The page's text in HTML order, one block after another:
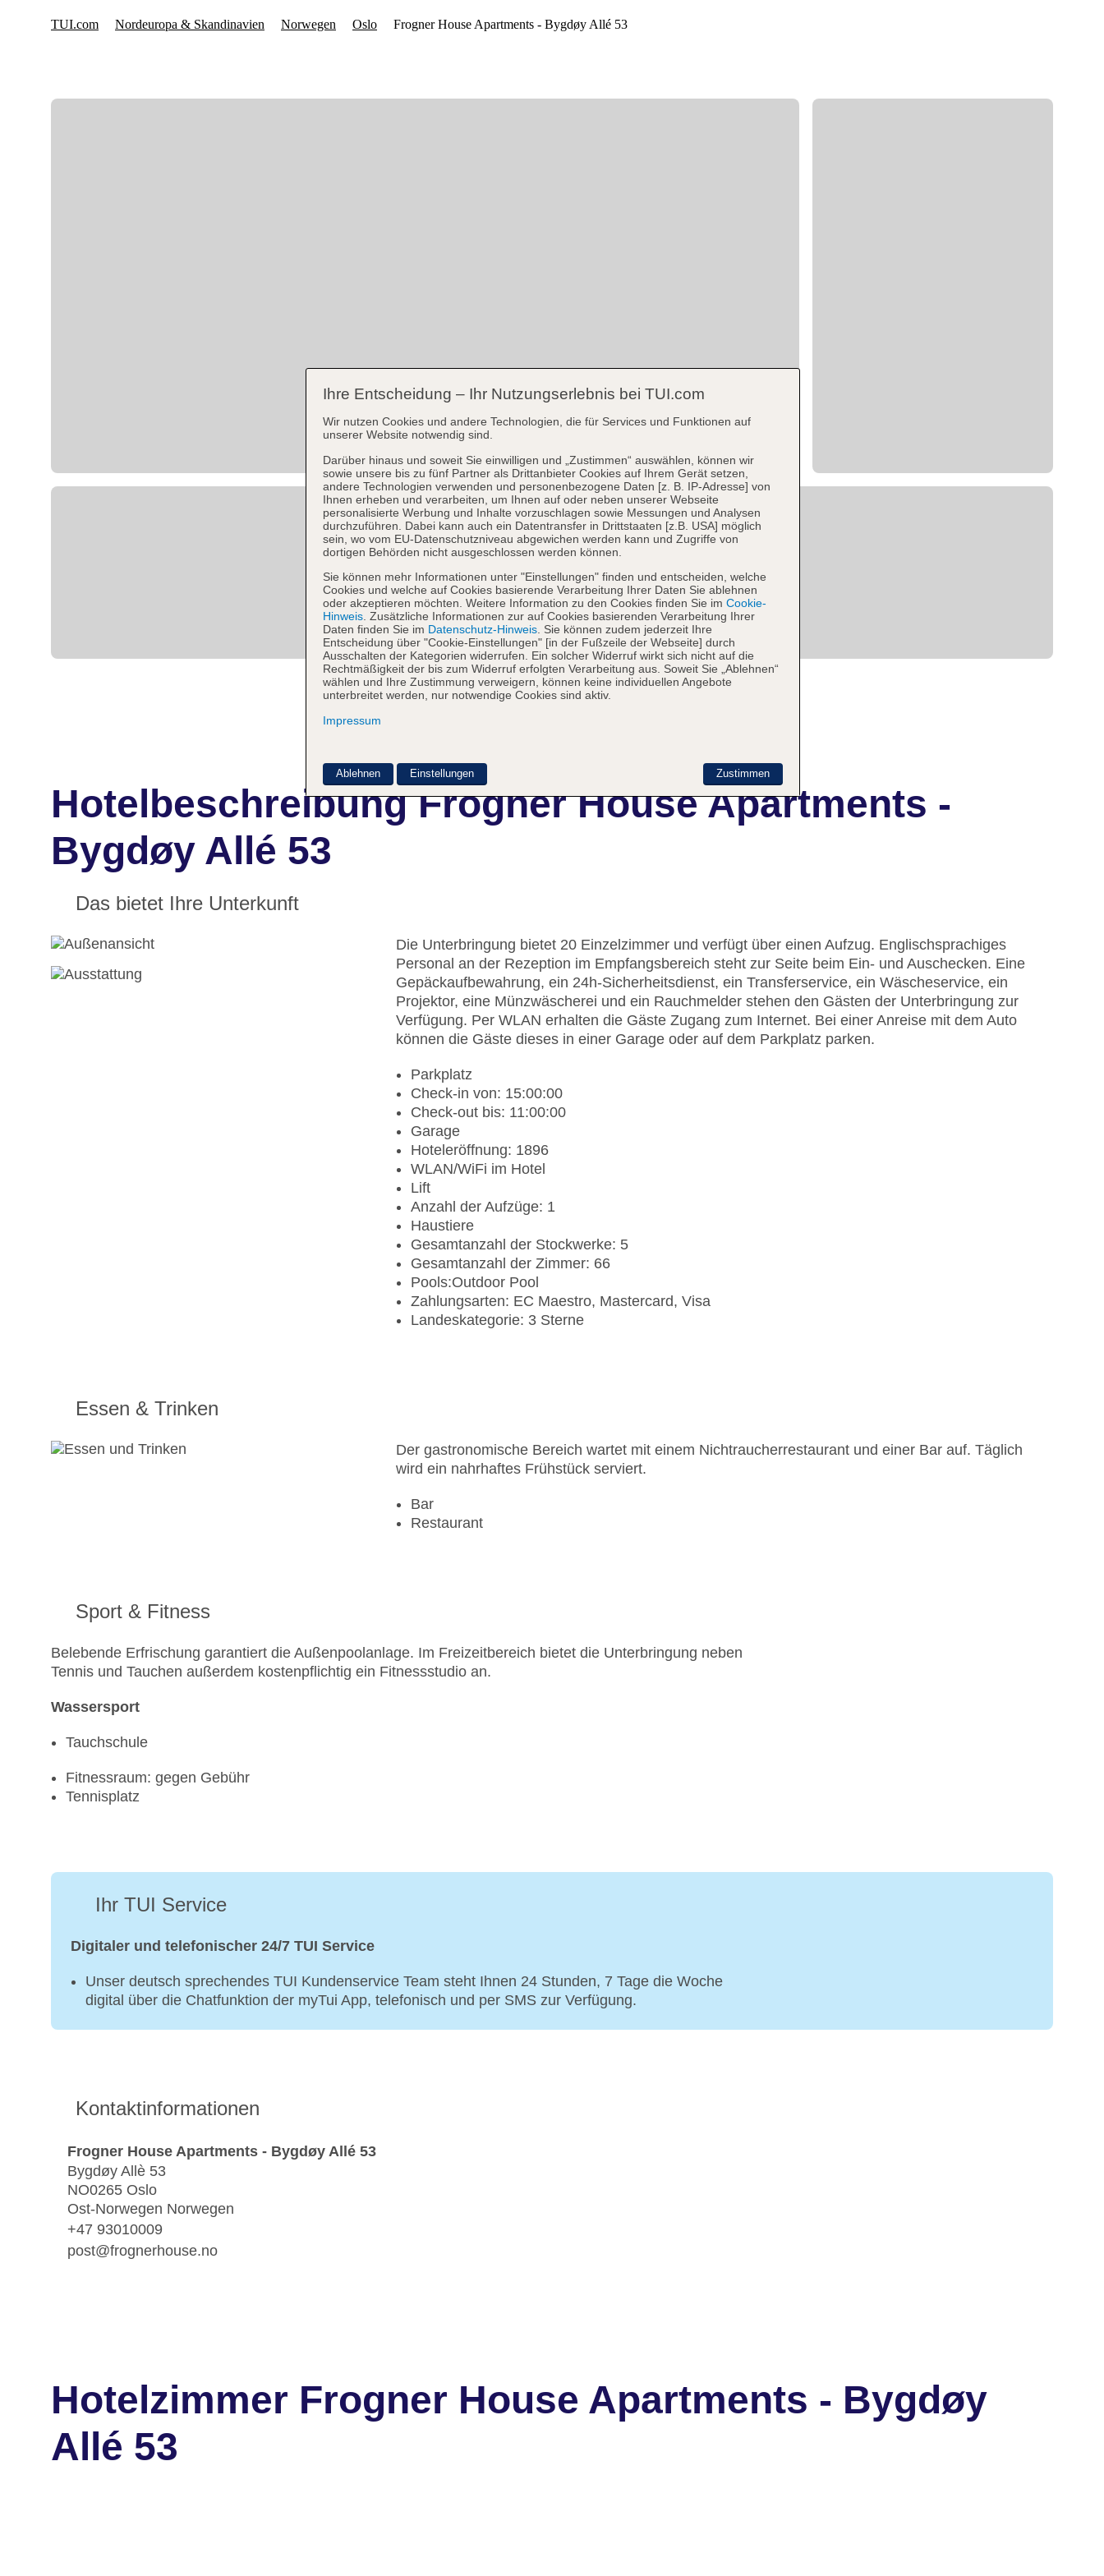
Hotelbeschreibung Frogner House Apartments -
Bygdøy Allé 53
Das bietet Ihre Unterkunft
Die Unterbringung bietet 20 Einzelzimmer und verfügt über einen Aufzug. Englischsprachiges
Personal an der Rezeption im Empfangsbereich steht zur Seite beim Ein- und Auschecken. Eine
Gepäckaufbewahrung, ein 24h-Sicherheitsdienst, ein Transferservice, ein Wäscheservice, ein
Projektor, eine Münzwäscherei und ein Rauchmelder stehen den Gästen der Unterbringung zur
Verfügung. Per WLAN erhalten die Gäste Zugang zum Internet. Bei einer Anreise mit dem Auto
können die Gäste dieses in einer Garage oder auf dem Parkplatz parken.
Parkplatz
Check-in von: 15:00:00
Check-out bis: 11:00:00
Garage
Hoteleröffnung: 1896
WLAN/WiFi im Hotel
Lift
Anzahl der Aufzüge: 1
Haustiere
Gesamtanzahl der Stockwerke: 5
Gesamtanzahl der Zimmer: 66
Pools:Outdoor Pool
Zahlungsarten: EC Maestro, Mastercard, Visa
Landeskategorie: 3 Sterne
Essen & Trinken
Der gastronomische Bereich wartet mit einem Nichtraucherrestaurant und einer Bar auf. Täglich
wird ein nahrhaftes Frühstück serviert.
Bar
Restaurant
Sport & Fitness
Belebende Erfrischung garantiert die Außenpoolanlage. Im Freizeitbereich bietet die Unterbringung neben
Tennis und Tauchen außerdem kostenpflichtig ein Fitnessstudio an.
Wassersport
Tauchschule
Fitnessraum: gegen Gebühr
Tennisplatz
Ihr TUI Service
Digitaler und telefonischer 24/7 TUI Service
Unser deutsch sprechendes TUI Kundenservice Team steht Ihnen 24 Stunden, 7 Tage die Woche
digital über die Chatfunktion der myTui App, telefonisch und per SMS zur Verfügung.
Kontaktinformationen
Frogner House Apartments - Bygdøy Allé 53
Bygdøy Allè 53
NO0265 Oslo
Ost-Norwegen Norwegen
+47 93010009
post@frognerhouse.no
Hotelzimmer Frogner House Apartments - Bygdøy
Allé 53
Ihre Entscheidung – Ihr Nutzungserlebnis bei TUI.com
Wir nutzen Cookies und andere Technologien, die für Services und Funktionen auf
unserer Website notwendig sind.
Darüber hinaus und soweit Sie einwilligen und „Zustimmen“ auswählen, können wir
sowie unsere bis zu fünf Partner als Drittanbieter Cookies auf Ihrem Gerät setzen,
andere Technologien verwenden und personenbezogene Daten [z. B. IP-Adresse] von
Ihnen erheben und verarbeiten, um Ihnen auf oder neben unserer Webseite
personalisierte Werbung und Inhalte vorzuschlagen sowie Messungen und Analysen
durchzuführen. Dabei kann auch ein Datentransfer in Drittstaaten [z.B. USA] möglich
sein, wo vom EU-Datenschutzniveau abgewichen werden kann und Zugriffe von
dortigen Behörden nicht ausgeschlossen werden können.
Sie können mehr Informationen unter "Einstellungen" finden und entscheiden, welche
Cookies und welche auf Cookies basierende Verarbeitung Ihrer Daten Sie ablehnen
oder akzeptieren möchten. Weitere Information zu den Cookies finden Sie im Cookie-
Hinweis . Zusätzliche Informationen zur auf Cookies basierenden Verarbeitung Ihrer
Daten finden Sie im Datenschutz-Hinweis . Sie können zudem jederzeit Ihre
Entscheidung über "Cookie-Einstellungen" [in der Fußzeile der Webseite] durch
Ausschalten der Kategorien widerrufen. Ein solcher Widerruf wirkt sich nicht auf die
Rechtmäßigkeit der bis zum Widerruf erfolgten Verarbeitung aus. Soweit Sie „Ablehnen“
wählen und Ihre Zustimmung verweigern, können keine individuellen Angebote
unterbreitet werden, nur notwendige Cookies sind aktiv.
Impressum
Zustimmen
Ablehnen Einstellungen